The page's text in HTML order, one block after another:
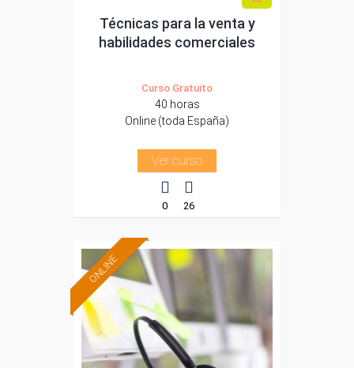
Técnicas para la venta y
habilidades comerciales
Curso Gratuito
40 horas
Online (toda España)
Ver curso
0 26
ONLINE
Formación 100%
subvencionada.
Para desempleados,
trabajadores y
autónomos.